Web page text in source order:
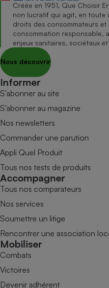
Créée en 1951, Que Choisir
non lucratif qui agit, en toute
droits des consommateurs
consommation responsable,
enjeux sanitaires, sociétaux
Nous découvrir
Informer
S’abonner au site
S’abonner au magazine
Nos newsletters
Commander une parution
Appli Quel Produit
Tous nos tests de produits
Accompagner
Tous nos comparateurs
Nos services
Soumettre un litige
Rencontrer une association
Mobiliser
Combats
Victoires
Devenir adhérent